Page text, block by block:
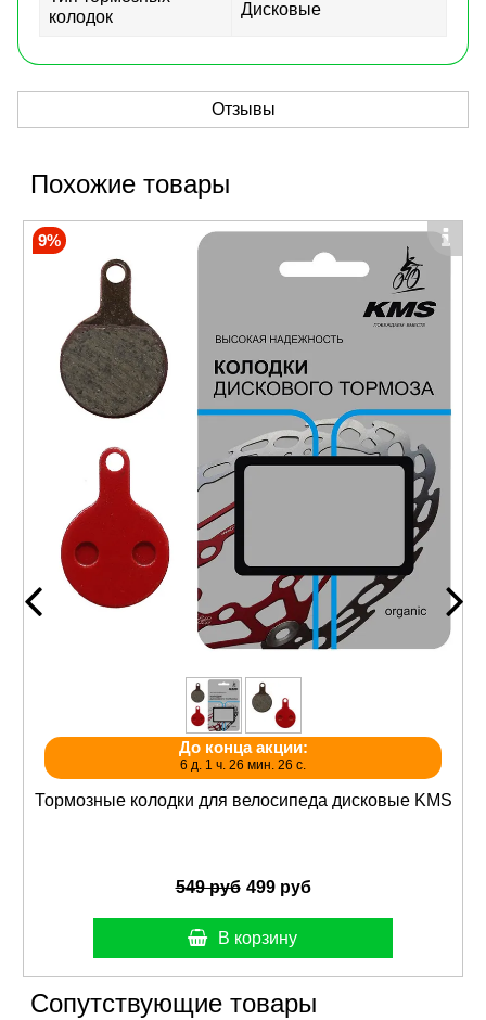
колодок
Дисковые
Отзывы
Похожие товары
9%
До конца акции:
6 д. 1 ч. 26 мин. 26 с.
Тормозные колодки для велосипеда дисковые KMS
549 руб 499 руб
В корзину
Сопутствующие товары